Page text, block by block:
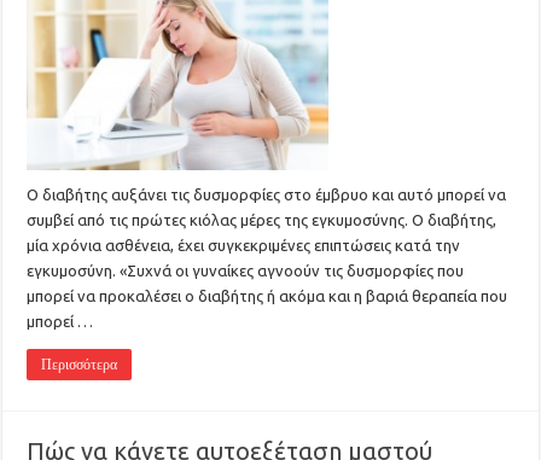
Ο διαβήτης αυξάνει τις δυσμορφίες στο έμβρυο και αυτό μπορεί να
συμβεί από τις πρώτες κιόλας μέρες της εγκυμοσύνης. Ο διαβήτης,
μία χρόνια ασθένεια, έχει συγκεκριμένες επιπτώσεις κατά την
εγκυμοσύνη. «Συχνά οι γυναίκες αγνοούν τις δυσμορφίες που
μπορεί να προκαλέσει ο διαβήτης ή ακόμα και η βαριά θεραπεία που
μπορεί …
Περισσότερα
Πώς να κάνετε αυτοεξέταση μαστού